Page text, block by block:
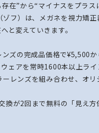
在”から“マイナスをプラス
）は、メガネを視力矯正
と変えていきます。
ズの完成品価格で¥5,500か
ェアを常時1600本以上ライ
レンズを組み合わせ、オ
換が2回まで無料の「見え